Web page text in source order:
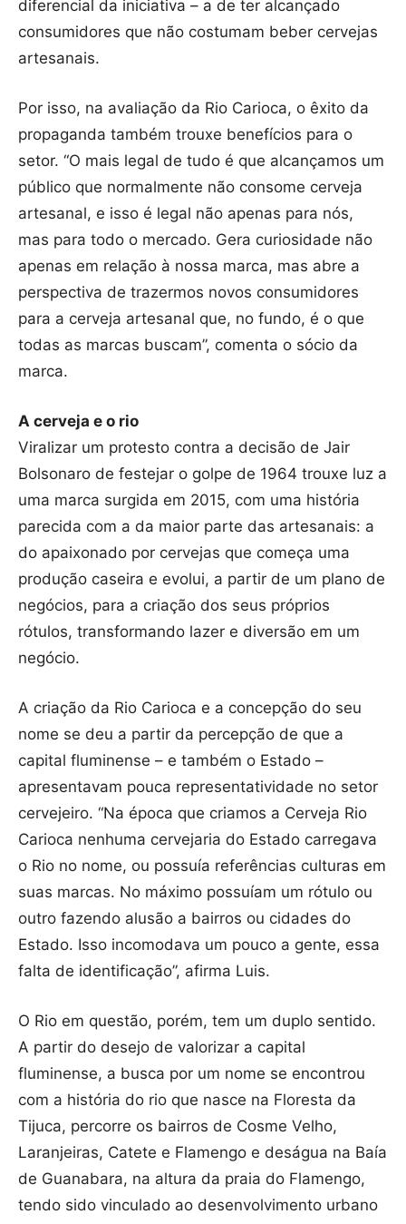
diferencial da iniciativa – a de ter alcançado
consumidores que não costumam beber cervejas
artesanais.
Por isso, na avaliação da Rio Carioca, o êxito da
propaganda também trouxe benefícios para o
setor. “O mais legal de tudo é que alcançamos um
público que normalmente não consome cerveja
artesanal, e isso é legal não apenas para nós,
mas para todo o mercado. Gera curiosidade não
apenas em relação à nossa marca, mas abre a
perspectiva de trazermos novos consumidores
para a cerveja artesanal que, no fundo, é o que
todas as marcas buscam”, comenta o sócio da
marca.
A cerveja e o rio
Viralizar um protesto contra a decisão de Jair
Bolsonaro de festejar o golpe de 1964 trouxe luz a
uma marca surgida em 2015, com uma história
parecida com a da maior parte das artesanais: a
do apaixonado por cervejas que começa uma
produção caseira e evolui, a partir de um plano de
negócios, para a criação dos seus próprios
rótulos, transformando lazer e diversão em um
negócio.
A criação da Rio Carioca e a concepção do seu
nome se deu a partir da percepção de que a
capital fluminense – e também o Estado –
apresentavam pouca representatividade no setor
cervejeiro. “Na época que criamos a Cerveja Rio
Carioca nenhuma cervejaria do Estado carregava
o Rio no nome, ou possuía referências culturas em
suas marcas. No máximo possuíam um rótulo ou
outro fazendo alusão a bairros ou cidades do
Estado. Isso incomodava um pouco a gente, essa
falta de identificação”, afirma Luis.
O Rio em questão, porém, tem um duplo sentido.
A partir do desejo de valorizar a capital
fluminense, a busca por um nome se encontrou
com a história do rio que nasce na Floresta da
Tijuca, percorre os bairros de Cosme Velho,
Laranjeiras, Catete e Flamengo e deságua na Baía
de Guanabara, na altura da praia do Flamengo,
tendo sido vinculado ao desenvolvimento urbano